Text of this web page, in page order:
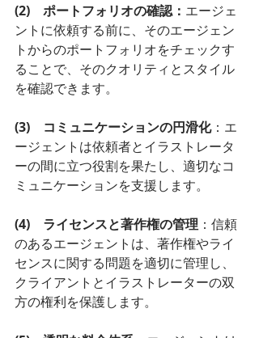
(2)　ポートフォリオの確認： エージェ
ントに依頼する前に、そのエージェン
トからのポートフォリオをチェックす
ることで、そのクオリティとスタイル
を確認できます。
(3)　コミュニケーションの円滑化：エ
ージェントは依頼者とイラストレータ
ーの間に立つ役割を果たし、適切なコ
ミュニケーションを支援します。
(4)　ライセンスと著作権の管理 ：信頼
のあるエージェントは、著作権やライ
センスに関する問題を適切に管理し、
クライアントとイラストレーターの双
方の権利を保護します。